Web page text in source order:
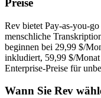
Preise
Rev bietet Pay-as-you-
menschliche
beginnen bei 29,99 $/
inkludiert, 59,99 $/
Enterprise-Preise für
Wann Sie Rev